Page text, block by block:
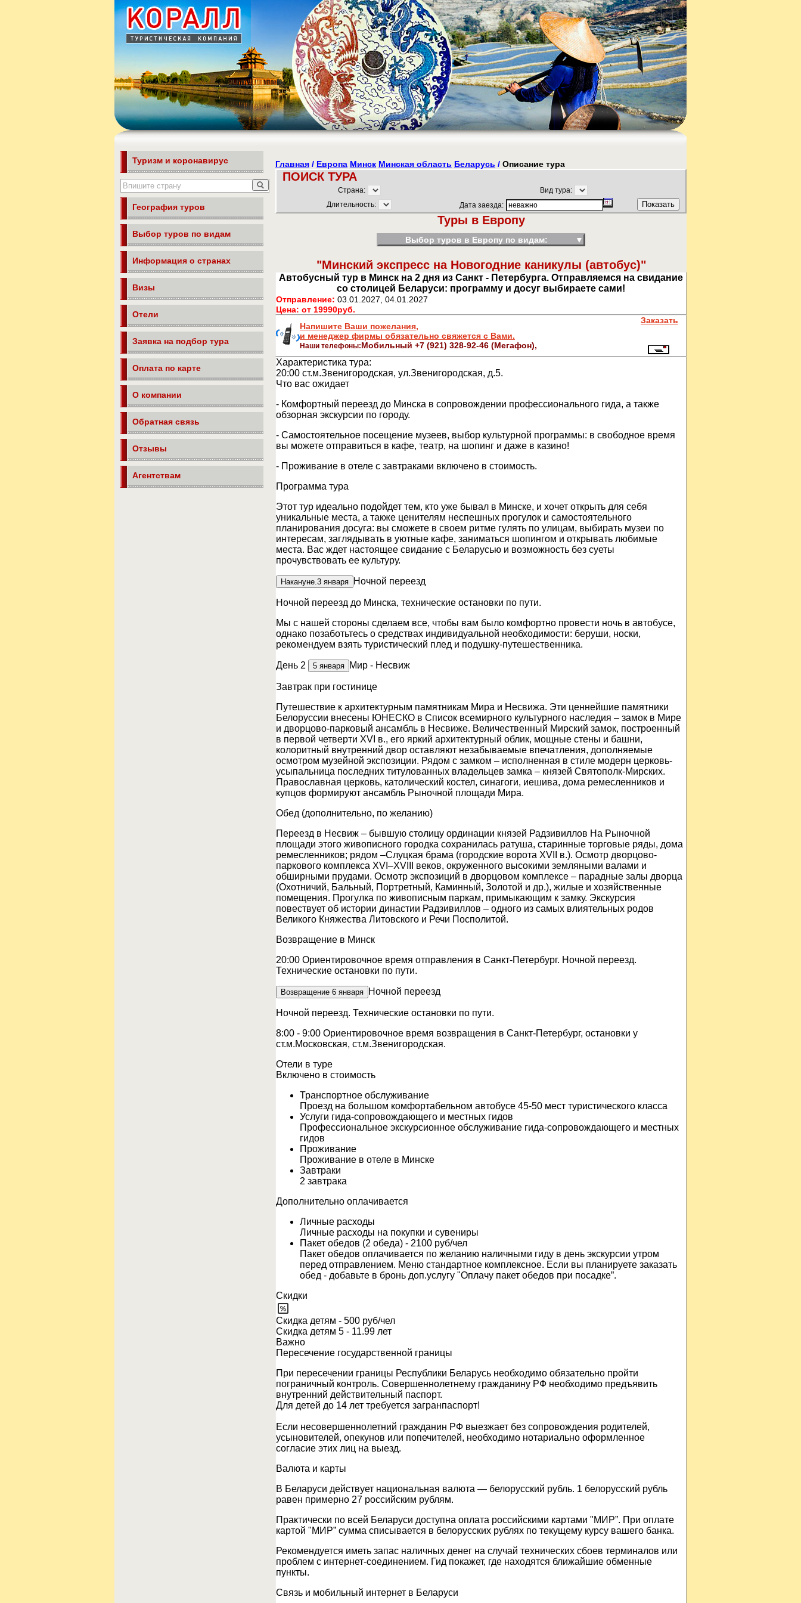
Туризм и коронавирус
География туров
Выбор туров по видам
Информация о странах
Визы
Отели
Заявка на подбор тура
Оплата по карте
О компании
Обратная связь
Отзывы
Агентствам
Главная / Европа Минск Минская область Беларусь / Описание тура
ПОИСК ТУРА
Страна:
Вид тура:
Длительность:
Дата заезда:
Туры в Европу
Выбор туров в Европу по видам: ▼
"Минский экспресс на Новогодние каникулы (автобус)"
Автобусный тур в Минск на 2 дня из Санкт - Петербурга. Отправляемся на свидание
со столицей Беларуси: программу и досуг выбираете сами!
Отправление: 03.01.2027, 04.01.2027
Цена: от 19990руб.
Напишите Ваши пожелания,
и менеджер фирмы обязательно свяжется с Вами.
Наши телефоны:Мобильный +7 (921) 328-92-46 (Мегафон),
Заказать
Характеристика тура:
20:00 ст.м.Звенигородская, ул.Звенигородская, д.5.
Что вас ожидает
- Комфортный переезд до Минска в сопровождении профессионального гида, а также
обзорная экскурсии по городу.
- Самостоятельное посещение музеев, выбор культурной программы: в свободное время
вы можете отправиться в кафе, театр, на шопинг и даже в казино!
- Проживание в отеле с завтраками включено в стоимость.
Программа тура
Этот тур идеально подойдет тем, кто уже бывал в Минске, и хочет открыть для себя
уникальные места, а также ценителям неспешных прогулок и самостоятельного
планирования досуга: вы сможете в своем ритме гулять по улицам, выбирать музеи по
интересам, заглядывать в уютные кафе, заниматься шопингом и открывать любимые
места. Вас ждет настоящее свидание с Беларусью и возможность без суеты
прочувствовать ее культуру.
Накануне.3 января Ночной переезд
Ночной переезд до Минска, технические остановки по пути.
Мы с нашей стороны сделаем все, чтобы вам было комфортно провести ночь в автобусе,
однако позаботьтесь о средствах индивидуальной необходимости: беруши, носки,
рекомендуем взять туристический плед и подушку-путешественника.
День 2 5 января Мир - Несвиж
Завтрак при гостинице
Путешествие к архитектурным памятникам Мира и Несвижа. Эти ценнейшие памятники
Белоруссии внесены ЮНЕСКО в Список всемирного культурного наследия – замок в Мире
и дворцово-парковый ансамбль в Несвиже. Величественный Мирский замок, построенный
в первой четверти XVI в., его яркий архитектурный облик, мощные стены и башни,
колоритный внутренний двор оставляют незабываемые впечатления, дополняемые
осмотром музейной экспозиции. Рядом с замком – исполненная в стиле модерн церковь-
усыпальница последних титулованных владельцев замка – князей Святополк-Мирских.
Православная церковь, католический костел, синагоги, иешива, дома ремесленников и
купцов формируют ансамбль Рыночной площади Мира.
Обед (дополнительно, по желанию)
Переезд в Несвиж – бывшую столицу ординации князей Радзивиллов На Рыночной
площади этого живописного городка сохранилась ратуша, старинные торговые ряды, дома
ремесленников; рядом –Слуцкая брама (городские ворота XVII в.). Осмотр дворцово-
паркового комплекса XVI–XVIII веков, окруженного высокими земляными валами и
обширными прудами. Осмотр экспозиций в дворцовом комплексе – парадные залы дворца
(Охотничий, Бальный, Портретный, Каминный, Золотой и др.), жилые и хозяйственные
помещения. Прогулка по живописным паркам, примыкающим к замку. Экскурсия
повествует об истории династии Радзивиллов – одного из самых влиятельных родов
Великого Княжества Литовского и Речи Посполитой.
Возвращение в Минск
20:00 Ориентировочное время отправления в Санкт-Петербург. Ночной переезд.
Технические остановки по пути.
Возвращение 6 января Ночной переезд
Ночной переезд. Технические остановки по пути.
8:00 - 9:00 Ориентировочное время возвращения в Санкт-Петербург, остановки у
ст.м.Московская, ст.м.Звенигородская.
Отели в туре
Включено в стоимость
Транспортное обслуживание
Проезд на большом комфортабельном автобусе 45-50 мест туристического класса
Услуги гида-сопровождающего и местных гидов
Профессиональное экскурсионное обслуживание гида-сопровождающего и местных
гидов
Проживание
Проживание в отеле в Минске
Завтраки
2 завтрака
Дополнительно оплачивается
Личные расходы
Личные расходы на покупки и сувениры
Пакет обедов (2 обеда) - 2100 руб/чел
Пакет обедов оплачивается по желанию наличными гиду в день экскурсии утром
перед отправлением. Меню стандартное комплексное. Если вы планируете заказать
обед - добавьте в бронь доп.услугу "Оплачу пакет обедов при посадке”.
Скидки
Скидка детям - 500 руб/чел
Скидка детям 5 - 11.99 лет
Важно
Пересечение государственной границы
При пересечении границы Республики Беларусь необходимо обязательно пройти
пограничный контроль. Совершеннолетнему гражданину РФ необходимо предъявить
внутренний действительный паспорт.
Для детей до 14 лет требуется загранпаспорт!
Если несовершеннолетний гражданин РФ выезжает без сопровождения родителей,
усыновителей, опекунов или попечителей, необходимо нотариально оформленное
согласие этих лиц на выезд.
Валюта и карты
В Беларуси действует национальная валюта — белорусский рубль. 1 белорусский рубль
равен примерно 27 российским рублям.
Практически по всей Беларуси доступна оплата российскими картами "МИР”. При оплате
картой "МИР” сумма списывается в белорусских рублях по текущему курсу вашего банка.
Рекомендуется иметь запас наличных денег на случай технических сбоев терминалов или
проблем с интернет‑соединением. Гид покажет, где находятся ближайшие обменные
пункты.
Связь и мобильный интернет в Беларуси